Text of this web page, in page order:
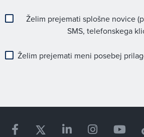
Želim prejemati splošne novice
SMS, telefonskega
Želim prejemati meni posebej